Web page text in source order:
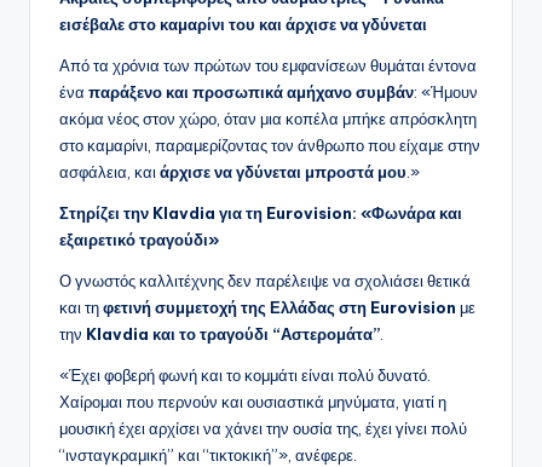
εισέβαλε στο καμαρίνι του και άρχισε να γδύνεται
Από τα χρόνια των πρώτων του εμφανίσεων θυμάται έντονα
ένα παράξενο και προσωπικά αμήχανο συμβάν: «Ήμουν
ακόμα νέος στον χώρο, όταν μια κοπέλα μπήκε απρόσκλητη
στο καμαρίνι, παραμερίζοντας τον άνθρωπο που είχαμε στην
ασφάλεια, και άρχισε να γδύνεται μπροστά μου .»
Στηρίζει την Klavdia για τη Eurovision: «Φωνάρα και
εξαιρετικό τραγούδι»
Ο γνωστός καλλιτέχνης δεν παρέλειψε να σχολιάσει θετικά
και τηφετινή συμμετοχή της Ελλάδας στη Eurovision με
την Klavdia και το τραγούδι “Αστερομάτα”
«Έχει φοβερή φωνή και το κομμάτι είναι πολύ δυνατό.
Χαίρομαι που περνούν και ουσιαστικά μηνύματα, γιατί η
μουσική έχει αρχίσει να χάνει την ουσία της, έχει γίνει πολύ
“ινσταγκραμική” και “τικτοκική”», ανέφερε.